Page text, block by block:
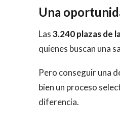
Una
Las3.240 plazas de
quienes buscan una
Pero conseguir una
bien un proceso
diferencia.